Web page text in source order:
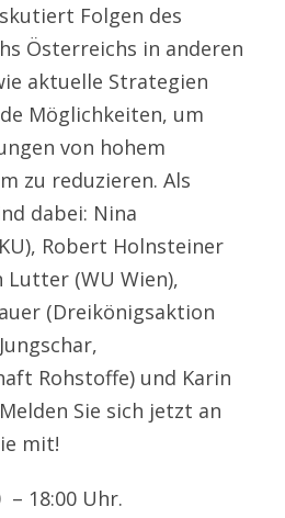
Folgen des
Österreichs in anderen
aktuelle Strategien
Möglichkeiten, um
von hohem
zu reduzieren. Als
dabei: Nina
Robert Holnsteiner
Lutter (WU Wien),
(Dreikönigsaktion
Rohstoffe) und Karin
Sie sich jetzt an
mit!
– 18:00 Uhr.